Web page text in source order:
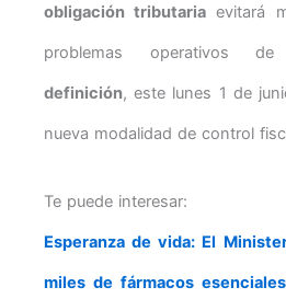
obligación tributaria evitará
problemas operativos
definición, este lunes 1 de
nueva modalidad de control
Te puede interesar:
Esperanza de vida: El
miles de fármacos